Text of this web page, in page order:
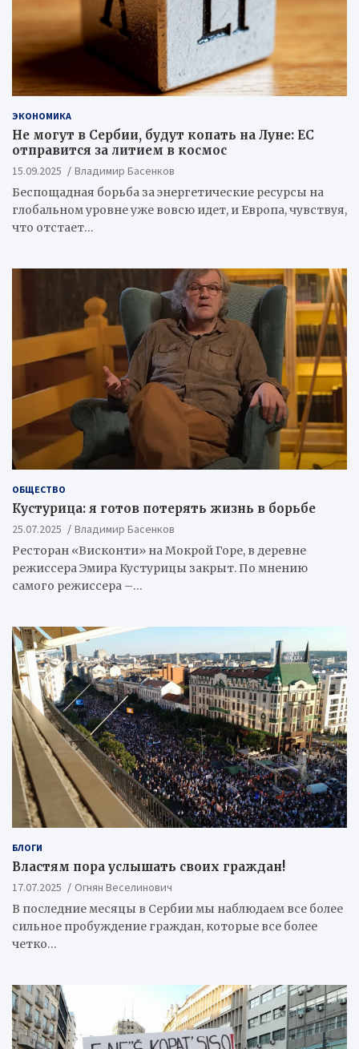
ЭКОНОМИКА
Не могут в Сербии, будут копать на Луне: ЕС
отправится за литием в космос
15.09.2025
Владимир Басенков
Беспощадная борьба за энергетические ресурсы на
глобальном уровне уже вовсю идет, и Европа, чувствуя,
что отстает…
ОБЩЕСТВО
Кустурица: я готов потерять жизнь в борьбе
25.07.2025
Владимир Басенков
Ресторан «Висконти» на Мокрой Горе, в деревне
режиссера Эмира Кустурицы закрыт. По мнению
самого режиссера –…
БЛОГИ
Властям пора услышать своих граждан!
17.07.2025
Огнян Веселинович
В последние месяцы в Сербии мы наблюдаем все более
сильное пробуждение граждан, которые все более
четко…